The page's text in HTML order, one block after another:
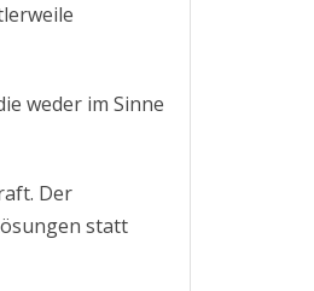
weder im Sinne
Der
statt